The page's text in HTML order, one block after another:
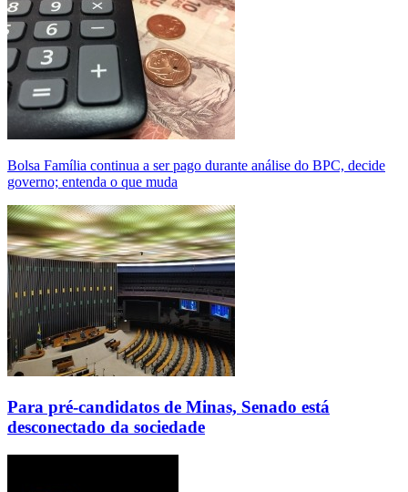
Bolsa Família continua a ser pago durante análise do BPC, decide
governo; entenda o que muda
Para pré-candidatos de Minas, Senado está
desconectado da sociedade